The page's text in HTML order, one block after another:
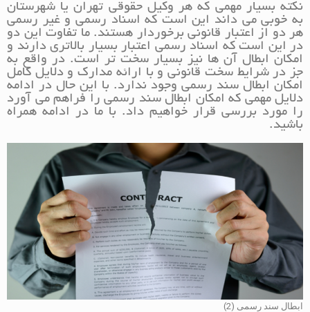
نکته بسیار مهمی که هر وکیل حقوقی تهران یا شهرستان
به خوبی می داند این است که اسناد رسمی و غیر رسمی
هر دو از اعتبار قانونی برخوردار هستند. ما تفاوت این دو
در این است که اسناد رسمی اعتبار بسیار بالاتری دارند و
امکان ابطال آن ها نیز بسیار سخت تر است. در واقع به
جز در شرایط سخت قانونی و با ارائه مدارک و دلایل کامل
امکان ابطال سند رسمی وجود ندارد. با این حال در ادامه
دلایل مهمی که امکان ابطال سند رسمی را فراهم می آورد
را مورد بررسی قرار خواهیم داد. با ما در ادامه همراه
باشید.
ابطال سند رسمی (2)